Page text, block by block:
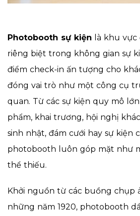
Photobooth sự kiện là khu
riêng biệt trong không gian sự
điểm check-in ấn tượng cho
đóng vai trò như một công cụ
quan. Từ các sự kiện quy mô
phẩm, khai trương, hội nghị
sinh nhật, đám cưới hay sự kiện
photobooth luôn góp mặt như
thể thiếu.
Khởi nguồn từ các buồng chụp
những năm 1920, photobooth